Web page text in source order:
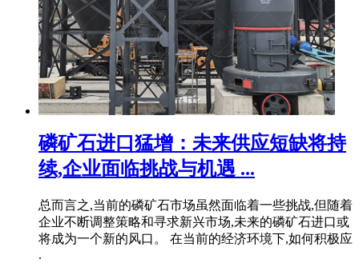
磷矿石进口猛增：未来供应短缺将持
续,企业面临挑战与机遇 ...
总而言之,当前的磷矿石市场虽然面临着一些挑战,但随着
企业不断调整策略和寻求新兴市场,未来的磷矿石进口或
将成为一个新的风口。 在当前的经济环境下,如何积极应
.